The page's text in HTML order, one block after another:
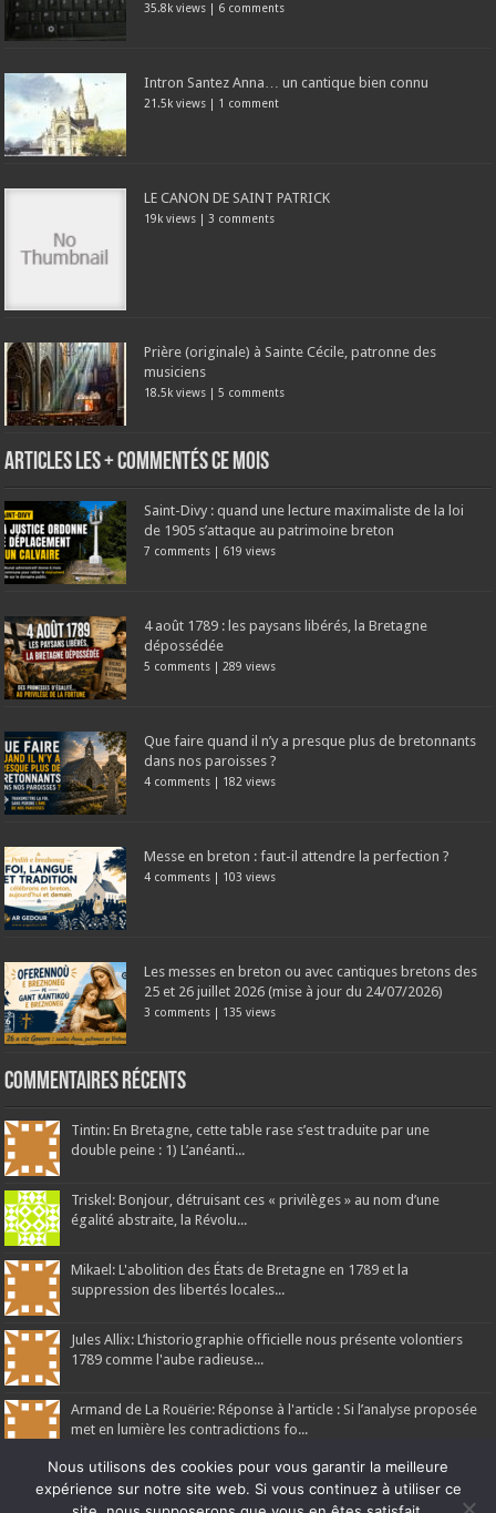
35.8k views 6 comments
Intron Santez Anna… un cantique bien connu
21.5k views 1 comment
LE CANON DE SAINT PATRICK
19k views 3 comments
Prière (originale) à Sainte Cécile, patronne des
musiciens
18.5k views |5 comments
Articles les + commentés ce mois
Saint-Divy : quand une lecture maximaliste de la loi
de 1905 s’attaque au patrimoine breton
7 comments 619 views
4 août 1789 : les paysans libérés, la Bretagne
dépossédée
5 comments 289 views
Que faire quand il n’y a presque plus de bretonnants
dans nos paroisses ?
4 comments 182 views
Messe en breton : faut-il attendre la perfection ?
4 comments 103 views
Les messes en breton ou avec cantiques bretons des
25 et 26 juillet 2026 (mise à jour du 24/07/2026)
3 comments 135 views
Commentaires récents
Tintin: En Bretagne, cette table rase s’est traduite par une
double peine : 1) L’anéanti...
Triskel: Bonjour, détruisant ces « privilèges » au nom d’une
égalité abstraite, la Révolu...
Mikael: L'abolition des États de Bretagne en 1789 et la
suppression des libertés locales...
Jules Allix: L’historiographie officielle nous présente volontiers
1789 comme l'aube radieuse...
Armand de La Rouërie: Réponse à l'article : Si l’analyse proposée
met en lumière les contradictions fo...
Nous utilisons des cookies pour vous garantir la meilleure
expérience sur notre site web. Si vous continuez à utiliser ce